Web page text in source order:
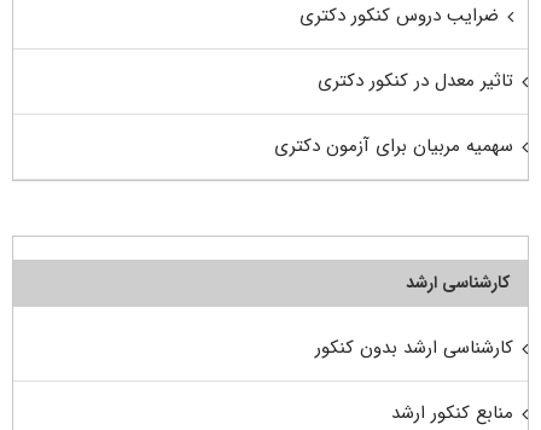
ضرایب دروس کنکور دکتری
تاثیر معدل در کنکور دکتری
سهمیه مربیان برای آزمون دکتری
کارشناسی ارشد
کارشناسی ارشد بدون کنکور
منابع کنکور ارشد